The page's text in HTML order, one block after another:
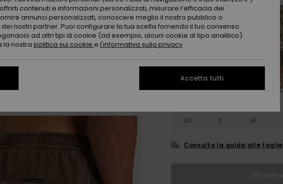
XS S M
Consulta la guida alle taglie
contenuti e informazioni personalizzati, misurare l’efficacia dei
annunci personalizzati, conoscere meglio il nostro pubblico o
nostri partner. Puoi configurare la tua scelta fornendo il tuo consenso
ad altri tipi di cookie (ad esempio, alcuni cookie di tipo analitico).
la nostra politica sui cookie e l'informativa sulla privacy.
Accetta tutti